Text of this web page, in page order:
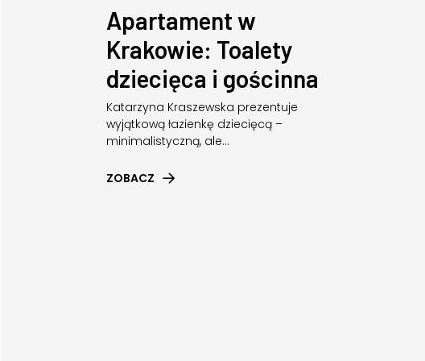
Apartament w
Krakowie: Toalety
dziecięca i gościnna
Katarzyna Kraszewska prezentuje
wyjątkową łazienkę dziecięcą –
minimalistyczną, ale...
ZOBACZ